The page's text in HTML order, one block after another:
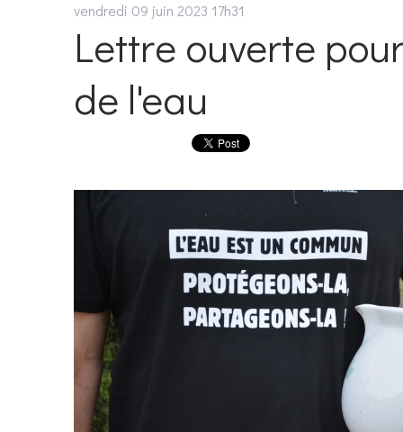
vendredi 09 juin 2023 17h31
Lettre ouverte
de l'eau